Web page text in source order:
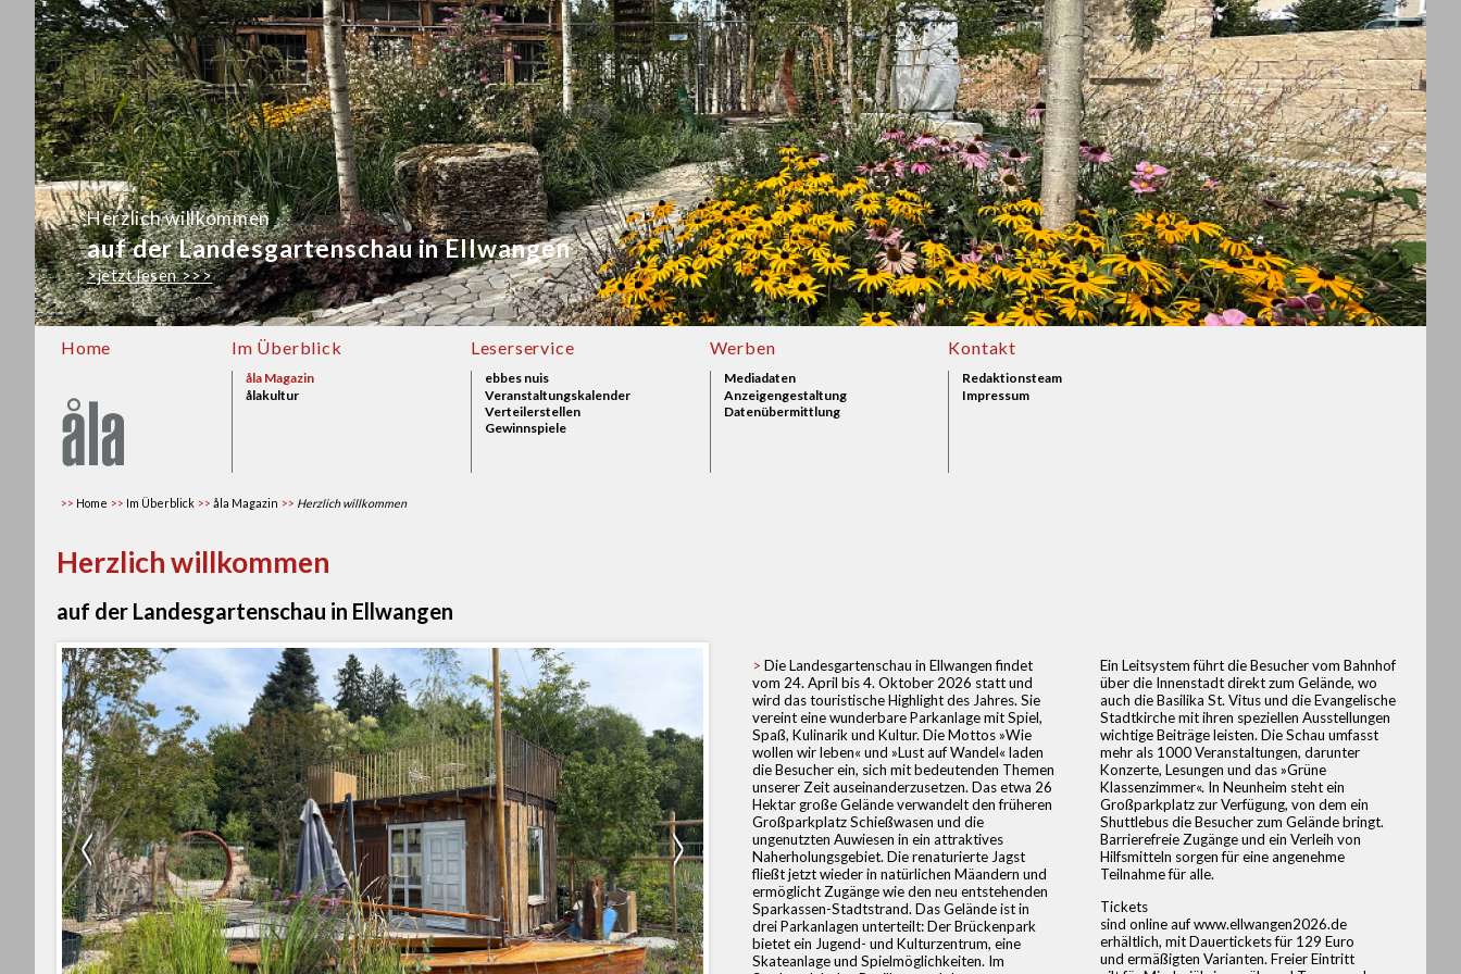
Herzlich willkommen
auf der Landesgartenschau in Ellwangen
>jetzt lesen >>>
Home Im Überblick
åla Magazin
ålakultur
Leserservice
ebbes nuis
Veranstaltungskalender
Verteilerstellen
Gewinnspiele
Werben
Mediadaten
Anzeigengestaltung
Datenübermittlung
Kontakt
Redaktionsteam
Impressum
Home Im Überblick åla Magazin Herzlich willkommen
Herzlich willkommen
auf der Landesgartenschau in Ellwangen
Die Landesgartenschau in Ellwangen findet
vom 24. April bis 4. Oktober 2026 statt und
wird das touristische Highlight des Jahres. Sie
vereint eine wunderbare Parkanlage mit Spiel,
Spaß, Kulinarik und Kultur. Die Mottos »Wie
wollen wir leben« und »Lust auf Wandel« laden
die Besucher ein, sich mit bedeutenden Themen
unserer Zeit auseinanderzusetzen. Das etwa 26
Hektar große Gelände verwandelt den früheren
Großparkplatz Schießwasen und die
ungenutzten Auwiesen in ein attraktives
Naherholungsgebiet. Die renaturierte Jagst
fließt jetzt wieder in natürlichen Mäandern und
ermöglicht Zugänge wie den neu entstehenden
Sparkassen-Stadtstrand. Das Gelände ist in
drei Parkanlagen unterteilt: Der Brückenpark
bietet ein Jugend- und Kulturzentrum, eine
Skateanlage und Spielmöglichkeiten. Im
Ein Leitsystem führt die Besucher vom Bahnhof
über die Innenstadt direkt zum Gelände, wo
auch die Basilika St. Vitus und die Evangelische
Stadtkirche mit ihren speziellen Ausstellungen
wichtige Beiträge leisten. Die Schau umfasst
mehr als 1000 Veranstaltungen, darunter
Konzerte, Lesungen und das »Grüne
Klassenzimmer«. In Neunheim steht ein
Großparkplatz zur Verfügung, von dem ein
Shuttlebus die Besucher zum Gelände bringt.
Barrierefreie Zugänge und ein Verleih von
Hilfsmitteln sorgen für eine angenehme
Teilnahme für alle.
Tickets
sind online auf www.ellwangen2026.de
erhältlich, mit Dauertickets für 129 Euro
und ermäßigten Varianten. Freier Eintritt